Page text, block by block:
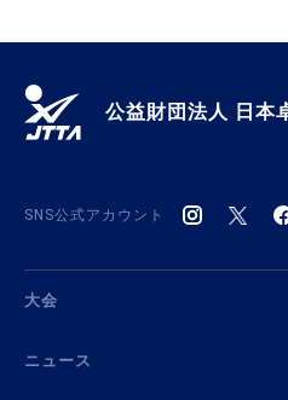
公益財団法人 日本
SNS公式アカウント
大会
ニュース